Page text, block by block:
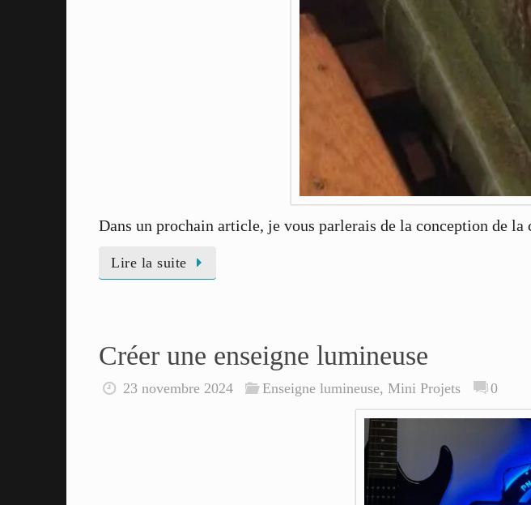
Dans un prochain article, je vous parlerais de la conception de
Lire la suite
Créer une enseigne lumineuse
23 novembre 2024 Enseigne lumineuse,Mini Projets 0